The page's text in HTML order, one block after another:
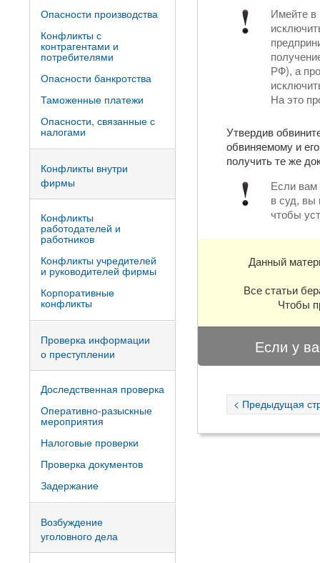
Имейте в
РФ), а
На это
Утвердив
обвиняемому и
получить те же
Если вам
в суд, вы
чтобы
Данный
Все статьи
Чтобы
Если у
< Предыдущая
Опасности производства
Конфликты с
контрагентами и
потребителями
Опасности банкротства
Таможенные платежи
Опасности, связанные с
налогами
Конфликты внутри
фирмы
Конфликты
работодателей и
работников
Конфликты учредителей
и руководителей фирмы
Корпоративные
конфликты
Проверка информации
о преступлении
Доследственная проверка
Оперативно-разыскные
мероприятия
Налоговые проверки
Проверка документов
Задержание
Возбуждение
уголовного дела